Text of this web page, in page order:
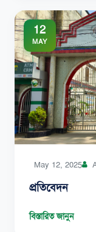
12
MAY
May 12, 2025
প্রতিবেদন
বিস্তারিত জানুন